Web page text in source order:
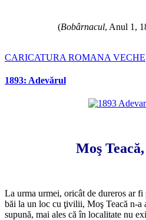
(Bobârnacul, Anul 1,
CARICATURA ROMANA VECHE
1893: Adevărul
Moş
La urma urmei, oricât de dureros ar
băi la un loc cu ţivilii, Moş Teacă n-a
supună, mai ales că în localitate nu